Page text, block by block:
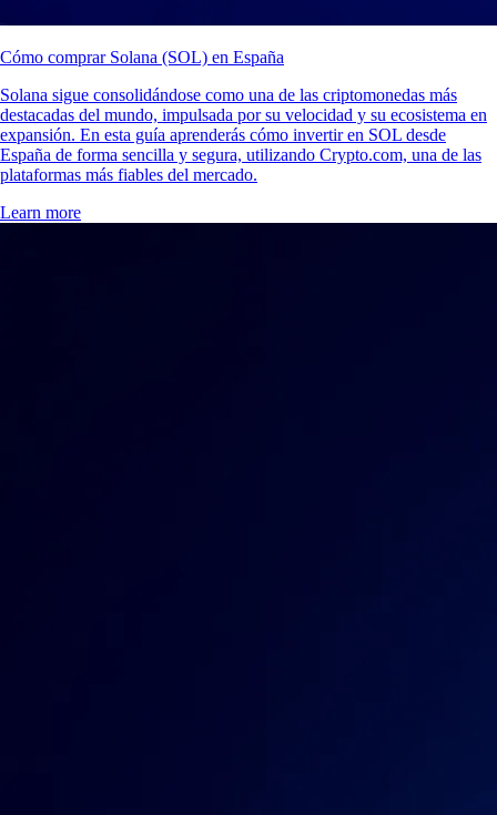
Cómo comprar Solana (SOL) en España
Solana sigue consolidándose como una de las criptomonedas más
destacadas del mundo, impulsada por su velocidad y su ecosistema en
expansión. En esta guía aprenderás cómo invertir en SOL desde
España de forma sencilla y segura, utilizando Crypto.com, una de las
plataformas más fiables del mercado.
Learn more